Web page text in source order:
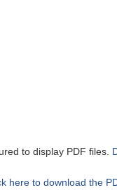
to display PDF files.
here to download the